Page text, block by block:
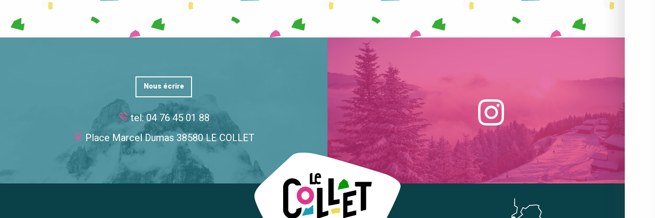
Nous écrire
tel: 04 76 45 01 88
Place Marcel Dumas 38580 LE COLLET